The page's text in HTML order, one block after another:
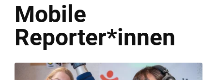
Mobile
Reporter*innen